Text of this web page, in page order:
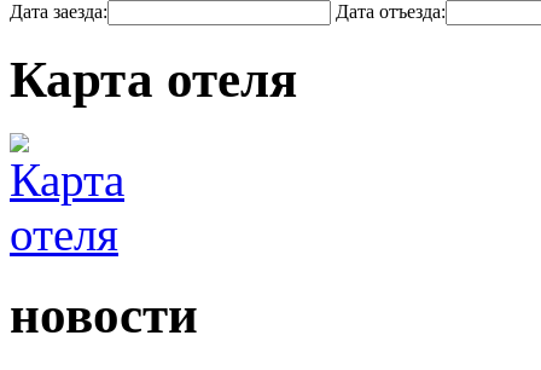
Дата заезда: Дата отъезда:
Карта отеля
новости